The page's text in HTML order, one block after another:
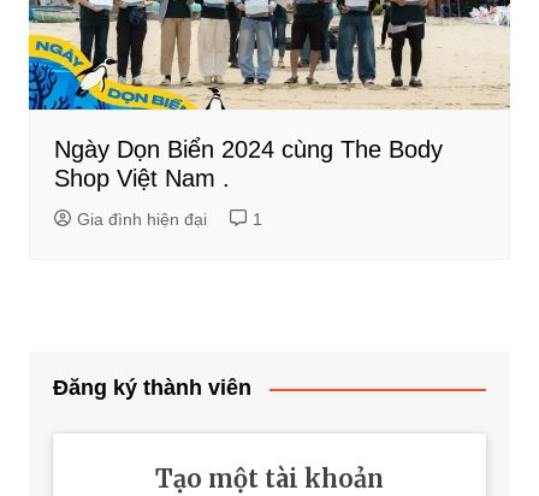
Ngày Dọn Biển 2024 cùng The Body
Shop Việt Nam .
Gia đình hiện đại 1
Đăng ký thành viên
Tạo một tài khoản